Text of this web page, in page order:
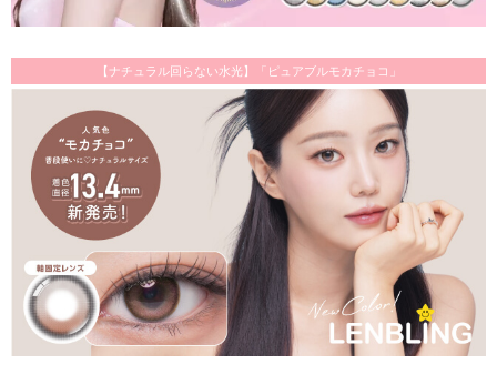
【ナチュラル回らない水光】「ピュアブルモカチョコ」